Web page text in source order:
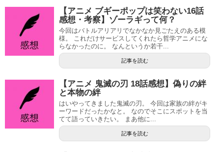
【アニメ ブギーポップは笑わない16話
感想・考察】ゾーラギって何？
今回はバトルアリアリでなかなか見ごたえのある模
様。 これだけサービスしてくれたら哲学アニメにな
らなかったのに。 なんというか若干...
記事を読む
【アニメ 鬼滅の刃 18話感想】偽りの絆
と本物の絆
はいやってきました鬼滅の刃。 今回は家族の絆がキ
ーワードだったかなと。 なのでそこにスポットを当
てて語っていきたい。 まあ他に...
記事を読む